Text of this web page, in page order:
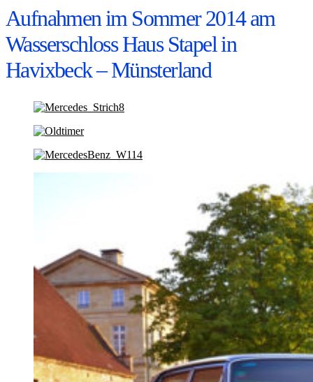
Aufnahmen im Sommer 2014 am
Wasserschloss Haus Stapel in
Havixbeck – Münsterland